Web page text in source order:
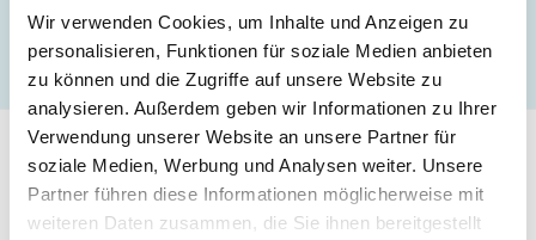
Wir verwenden Cookies, um Inhalte und Anzeigen zu
personalisieren, Funktionen für soziale Medien anbieten
zu können und die Zugriffe auf unsere Website zu
analysieren. Außerdem geben wir Informationen zu Ihrer
Verwendung unserer Website an unsere Partner für
soziale Medien, Werbung und Analysen weiter. Unsere
Partner führen diese Informationen möglicherweise mit
weiteren Daten zusammen, die Sie ihnen bereitgestellt
Kontakt